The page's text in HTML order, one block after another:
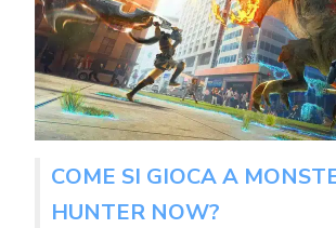
COME SI GIOCA A
HUNTER NOW?